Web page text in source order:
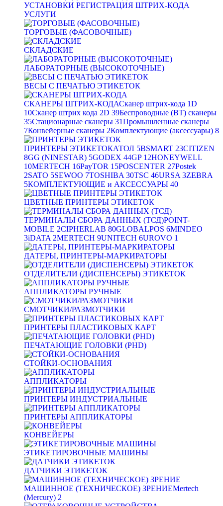
УСТАНОВКИ РЕГИСТРАЦИЯ ШТРИХ-КОДА
УСЛУГИ
ТОРГОВЫЕ (ФАСОВОЧНЫЕ)
СКЛАДСКИЕ
ЛАБОРАТОРНЫЕ (ВЫСОКОТОЧНЫЕ)
ВЕСЫ С ПЕЧАТЬЮ ЭТИКЕТОК
СКАНЕРЫ ШТРИХ-КОДАСканер штрих-кода 1D
10Сканер штрих кода 2D 39Беспроводные (BT) сканеры
35Стационарные сканеры 31Промышленные сканеры
7Конвейерные сканеры 2Комплектующие (аксессуары) 8
ПРИНТЕРЫ ЭТИКЕТОКАТОЛ 5BSMART 23CITIZEN
8GG (NINESTAR) 5GODEX 44GP12HONEYWELL
10MERTECH 16PayTOR 15POSCENTER 27Postek
2SATO 5SEWOO 7TOSHIBA 30TSC 46URSA 3ZEBRA
5КОМПЛЕКТУЮЩИЕ и АКСЕССУАРЫ 40
ЦВЕТНЫЕ ПРИНТЕРЫ ЭТИКЕТОК
ТЕРМИНАЛЫ СБОРА ДАННЫХ (ТСД)POINT-
MOBILE 2CIPHERLAB 80GLOBALPOS 6MINDEO
3iDATA 2MERTECH 9UNITECH 6UROVO 1
ДАТЕРЫ, ПРИНТЕРЫ-МАРКИРАТОРЫ
ОТДЕЛИТЕЛИ (ДИСПЕНСЕРЫ) ЭТИКЕТОК
АППЛИКАТОРЫ РУЧНЫЕ
СМОТЧИКИ/РАЗМОТЧИКИ
ПРИНТЕРЫ ПЛАСТИКОВЫХ КАРТ
ПЕЧАТАЮЩИЕ ГОЛОВКИ (PHD)
СТОЙКИ-ОСНОВАНИЯ
АППЛИКАТОРЫ
ПРИНТЕРЫ ИНДУСТРИАЛЬНЫЕ
ПРИНТЕРЫ АППЛИКАТОРЫ
КОНВЕЙЕРЫ
ЭТИКЕТИРОВОЧНЫЕ МАШИНЫ
ДАТЧИКИ ЭТИКЕТОК
МАШИННОЕ (ТЕХНИЧЕСКОЕ) ЗРЕНИЕMertech
(Mercury) 2